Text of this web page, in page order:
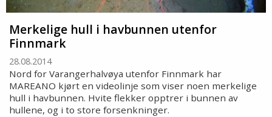
Merkelige hull i havbunnen utenfor
Finnmark
28.08.2014
Nord for Varangerhalvøya utenfor Finnmark har
MAREANO kjørt en videolinje som viser noen merkelige
hull i havbunnen. Hvite flekker opptrer i bunnen av
hullene, og i to store forsenkninger.